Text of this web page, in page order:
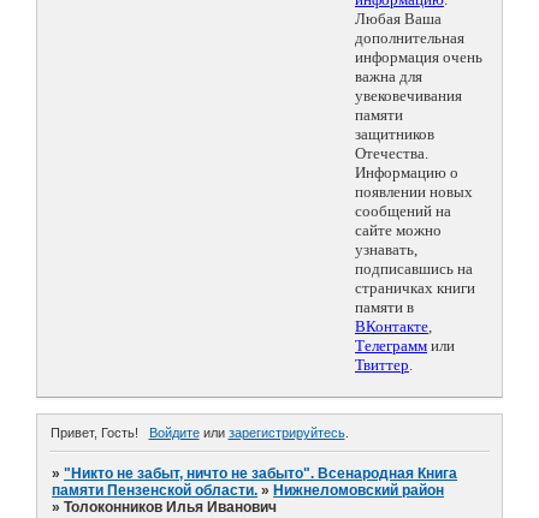
Любая Ваша
дополнительная
информация очень
важна для
увековечивания
памяти
защитников
Отечества.
Информацию о
появлении новых
сообщений на
сайте можно
узнавать,
подписавшись на
страничках книги
памяти в
ВКонтакте,
Телеграмм или
Твиттер.
Привет, Гость! Войдитеили зарегистрируйтесь.
»"Никто не забыт, ничто не забыто". Всенародная Книга
памяти Пензенской области. » Нижнеломовский район
»Толоконников Илья Иванович